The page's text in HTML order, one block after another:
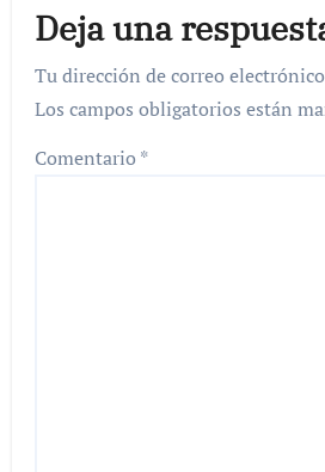
Deja una
Tu dirección de correo
Los campos obligatorios están
Comentario *